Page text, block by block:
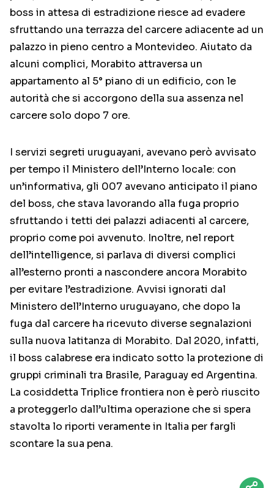
boss in attesa di estradizione riesce ad evadere
sfruttando una terrazza del carcere adiacente ad un
palazzo in pieno centro a Montevideo. Aiutato da
alcuni complici, Morabito attraversa un
appartamento al 5° piano di un edificio, con le
autorità che si accorgono della sua assenza nel
carcere solo dopo 7 ore.
I servizi segreti uruguayani, avevano però avvisato
per tempo il Ministero dell’Interno locale: con
un’informativa, gli 007 avevano anticipato il piano
del boss, che stava lavorando alla fuga proprio
sfruttando i tetti dei palazzi adiacenti al carcere,
proprio come poi avvenuto. Inoltre, nel report
dell’intelligence, si parlava di diversi complici
all’esterno pronti a nascondere ancora Morabito
per evitare l’estradizione. Avvisi ignorati dal
Ministero dell’Interno uruguayano, che dopo la
fuga dal carcere ha ricevuto diverse segnalazioni
sulla nuova latitanza di Morabito. Dal 2020, infatti,
il boss calabrese era indicato sotto la protezione di
gruppi criminali tra Brasile, Paraguay ed Argentina.
La cosiddetta Triplice frontiera non è però riuscito
a proteggerlo dall’ultima operazione che si spera
stavolta lo riporti veramente in Italia per fargli
scontare la sua pena.